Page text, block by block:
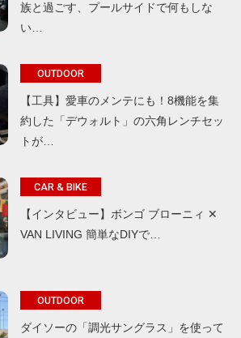
族と過ごす、プールサイドで何もしな
い…
OUTDOOR
【工具】愛車のメンテにも！8機能を集
約した「デウォルト」の六角レンチセッ
トが…
CAR & BIKE
【インタビュー】ボンゴ ブローニィ ✕
VAN LIVING 簡単なDIYで…
OUTDOOR
ダイソーの「調光サングラス」を使って